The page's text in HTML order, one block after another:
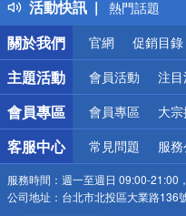
活動快訊
熱門話題
銀行優惠
偏遠地區配送
詐騙網頁！
關於我們
官網 促銷目錄
主題活動 會員活動 注
會員專區 會員專區 大
客服中心 常見問題 服
服務時間： 週一至週日 09:00-21:00
公司地址： 台北市北投區大業路136